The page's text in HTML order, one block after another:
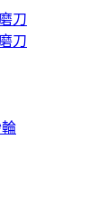
刀
刀